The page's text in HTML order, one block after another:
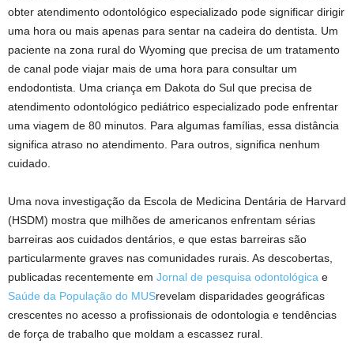
obter atendimento odontológico especializado pode significar dirigir
uma hora ou mais apenas para sentar na cadeira do dentista. Um
paciente na zona rural do Wyoming que precisa de um tratamento
de canal pode viajar mais de uma hora para consultar um
endodontista. Uma criança em Dakota do Sul que precisa de
atendimento odontológico pediátrico especializado pode enfrentar
uma viagem de 80 minutos. Para algumas famílias, essa distância
significa atraso no atendimento. Para outros, significa nenhum
cuidado.
Uma nova investigação da Escola de Medicina Dentária de Harvard
(HSDM) mostra que milhões de americanos enfrentam sérias
barreiras aos cuidados dentários, e que estas barreiras são
particularmente graves nas comunidades rurais. As descobertas,
publicadas recentemente em Jornal de pesquisa odontológica e
Saúde da População do MUSrevelam disparidades geográficas
crescentes no acesso a profissionais de odontologia e tendências
de força de trabalho que moldam a escassez rural.